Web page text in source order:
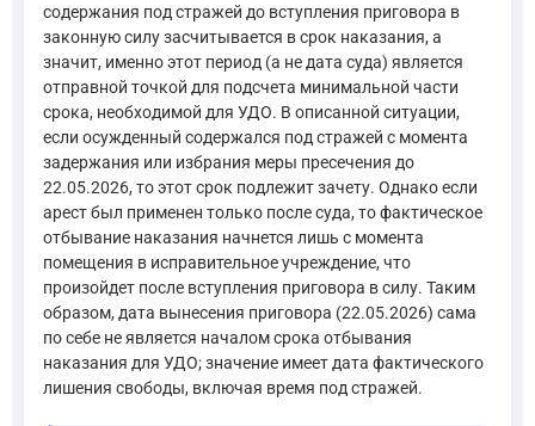
содержания под стражей до вступления приговора в
законную силу засчитывается в срок наказания, а
значит, именно этот период (а не дата суда) является
отправной точкой для подсчета минимальной части
срока, необходимой для УДО. В описанной ситуации,
если осужденный содержался под стражей с момента
задержания или избрания меры пресечения до
22.05.2026, то этот срок подлежит зачету. Однако если
арест был применен только после суда, то фактическое
отбывание наказания начнется лишь с момента
помещения в исправительное учреждение, что
произойдет после вступления приговора в силу. Таким
образом, дата вынесения приговора (22.05.2026) сама
по себе не является началом срока отбывания
наказания для УДО; значение имеет дата фактического
лишения свободы, включая время под стражей.